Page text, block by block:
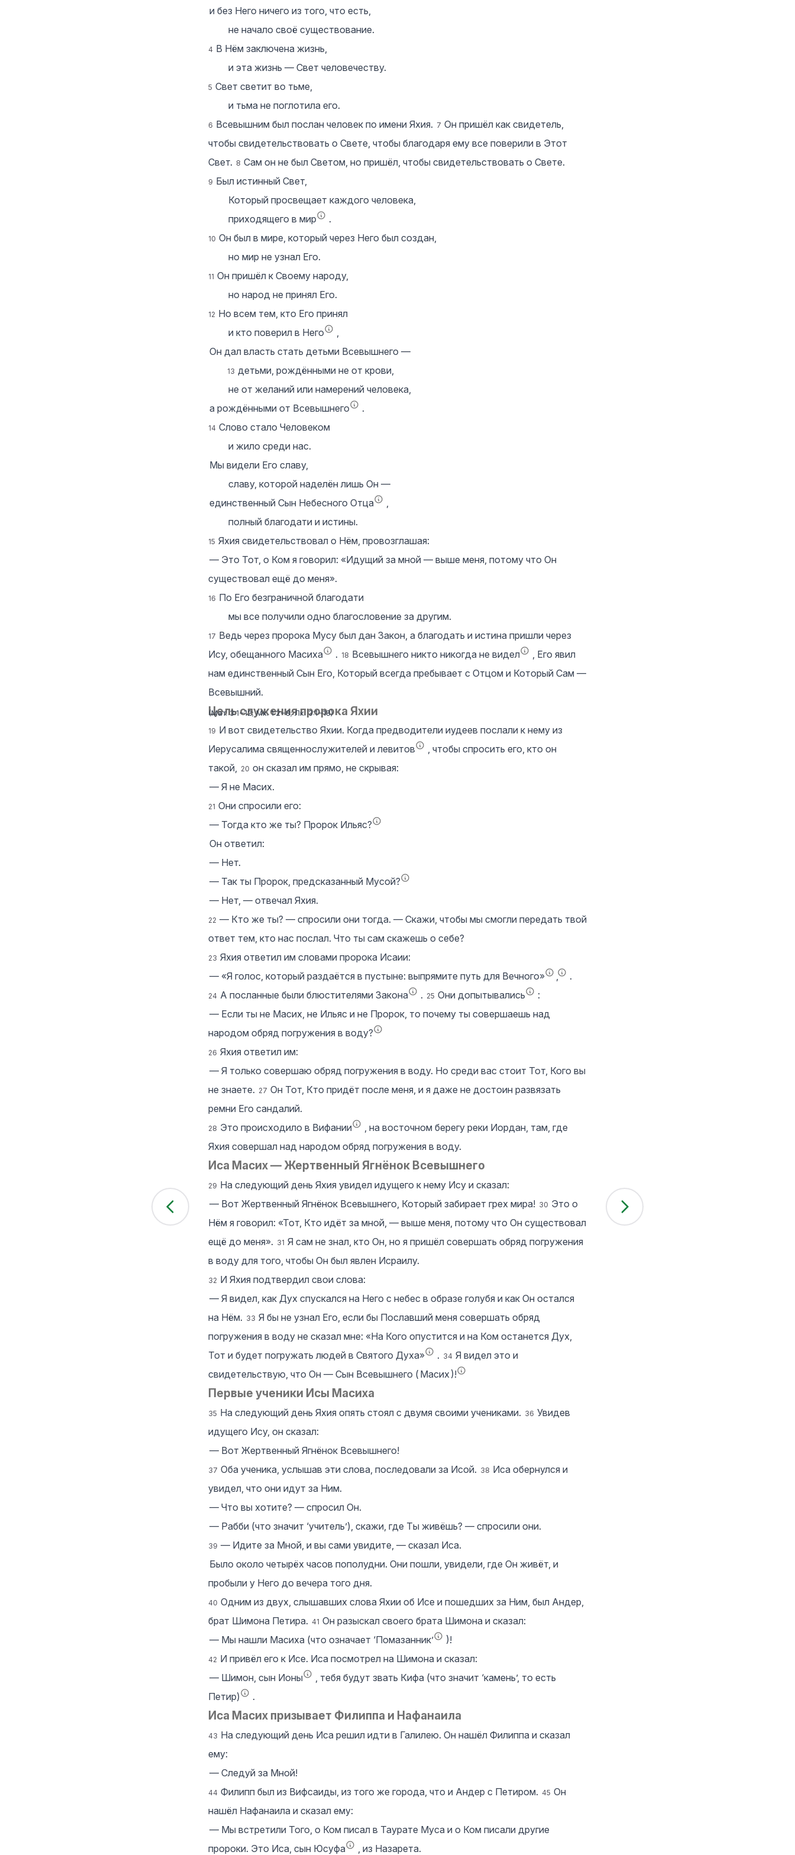
и без Него ничего из того, что есть,
не начало своё существование.
4 В Нём заключена жизнь,
и эта жизнь — Свет человечеству.
5 Свет светит во тьме,
и тьма не поглотила его.
6 Всевышним был послан человек по имени Яхия. 7 Он пришёл как свидетель,
чтобы свидетельствовать о Свете, чтобы благодаря ему все поверили в Этот
Свет. 8 Сам он не был Светом, но пришёл, чтобы свидетельствовать о Свете.
9 Был истинный Свет,
Который просвещает каждого человека,
приходящего в мир
.
10 Он был в мире, который через Него был создан,
но мир не узнал Его.
11 Он пришёл к Своему народу,
но народ не принял Его.
12 Но всем тем, кто Его принял
и кто поверил в Него
,
Он дал власть стать детьми Всевышнего —
13 детьми, рождёнными не от крови,
не от желаний или намерений человека,
а рождёнными от Всевышнего
.
14 Слово стало Человеком
и жило среди нас.
Мы видели Его славу,
славу, которой наделён лишь Он —
единственный Сын Небесного Отца
,
полный благодати и истины.
15 Яхия свидетельствовал о Нём, провозглашая:
― Это Тот, о Ком я говорил: «Идущий за мной — выше меня, потому что Он
существовал ещё до меня».
16 По Его безграничной благодати
мы все получили одно благословение за другим.
17 Ведь через пророка Мусу был дан Закон, а благодать и истина пришли через
Ису, обещанного Масиха
. 18 Всевышнего никто никогда не видел
, Его явил
нам единственный Сын Его, Который всегда пребывает с Отцом и Который Сам —
Всевышний.
Цель служения пророка Яхии
(Мат. 3:1‒12;Мк. 1:2‒8;Лк. 3:1‒18)
19 И вот свидетельство Яхии. Когда предводители иудеев послали к нему из
Иерусалима священнослужителей и левитов
, чтобы спросить его, кто он
такой, 20 он сказал им прямо, не скрывая:
― Я не Масих.
21 Они спросили его:
― Тогда кто же ты? Пророк Ильяс?
Он ответил:
― Нет.
― Так ты Пророк, предсказанный Мусой?
― Нет, — отвечал Яхия.
22 ― Кто же ты? — спросили они тогда. — Скажи, чтобы мы смогли передать твой
ответ тем, кто нас послал. Что ты сам скажешь о себе?
23 Яхия ответил им словами пророка Исаии:
― «Я голос, который раздаётся в пустыне: выпрямите путь для Вечного»
, .
24 А посланные были блюстителями Закона . 25 Они допытывались
:
― Если ты не Масих, не Ильяс и не Пророк, то почему ты совершаешь над
народом обряд погружения в воду?
26 Яхия ответил им:
― Я только совершаю обряд погружения в воду. Но среди вас стоит Тот, Кого вы
не знаете. 27 Он Тот, Кто придёт после меня, и я даже не достоин развязать
ремни Его сандалий.
28 Это происходило в Вифании
, на восточном берегу реки Иордан, там, где
Яхия совершал над народом обряд погружения в воду.
Иса Масих — Жертвенный Ягнёнок Всевышнего
29 На следующий день Яхия увидел идущего к нему Ису и сказал:
― Вот Жертвенный Ягнёнок Всевышнего, Который забирает грех мира! 30 Это о
Нём я говорил: «Тот, Кто идёт за мной, — выше меня, потому что Он существовал
ещё до меня». 31 Я сам не знал, кто Он, но я пришёл совершать обряд погружения
в воду для того, чтобы Он был явлен Исраилу.
32 И Яхия подтвердил свои слова:
― Я видел, как Дух спускался на Него с небес в образе голубя и как Он остался
на Нём. 33 Я бы не узнал Его, если бы Пославший меня совершать обряд
погружения в воду не сказал мне: «На Кого опустится и на Ком останется Дух,
Тот и будет погружать людей в Святого Духа»
. 34 Я видел это и
свидетельствую, что Он — Сын Всевышнего ( Масих)!
Первые ученики Исы Масиха
35 На следующий день Яхия опять стоял с двумя своими учениками. 36 Увидев
идущего Ису, он сказал:
― Вот Жертвенный Ягнёнок Всевышнего!
37 Оба ученика, услышав эти слова, последовали за Исой. 38 Иса обернулся и
увидел, что они идут за Ним.
― Что вы хотите? — спросил Он.
― Рабби (что значит ‘учитель’), скажи, где Ты живёшь? — спросили они.
39 ― Идите за Мной, и вы сами увидите, — сказал Иса.
Было около четырёх часов пополудни. Они пошли, увидели, где Он живёт, и
пробыли у Него до вечера того дня.
40 Одним из двух, слышавших слова Яхии об Исе и пошедших за Ним, был Андер,
брат Шимона Петира. 41 Он разыскал своего брата Шимона и сказал:
― Мы нашли Масиха (что означает ‘Помазанник’
)!
42 И привёл его к Исе. Иса посмотрел на Шимона и сказал:
― Шимон, сын Ионы
, тебя будут звать Кифа (что значит ‘камень’, то есть
Петир)
.
Иса Масих призывает Филиппа и Нафанаила
43 На следующий день Иса решил идти в Галилею. Он нашёл Филиппа и сказал
ему:
― Следуй за Мной!
44 Филипп был из Вифсаиды, из того же города, что и Андер с Петиром. 45 Он
нашёл Нафанаила и сказал ему:
― Мы встретили Того, о Ком писал в Таурате Муса и о Ком писали другие
пророки. Это Иса, сын Юсуфа
, из Назарета.